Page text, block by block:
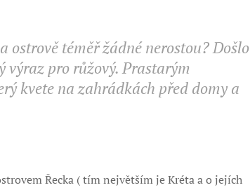
ostrově téměř žádné nerostou? Došlo
pro růžový. Prastarým
kvete na zahrádkách před domy a
Řecka ( tím největším je Kréta a o jejích